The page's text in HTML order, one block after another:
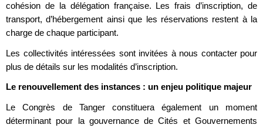
cohésion de la délégation française. Les frais d’inscription, de
transport, d’hébergement ainsi que les réservations restent à la
charge de chaque participant.
Les collectivités intéressées sont invitées à nous contacter pour
plus de détails sur les modalités d’inscription.
Le renouvellement des instances : un enjeu politique majeur
Le Congrès de Tanger constituera également un moment
déterminant pour la gouvernance de Cités et Gouvernements